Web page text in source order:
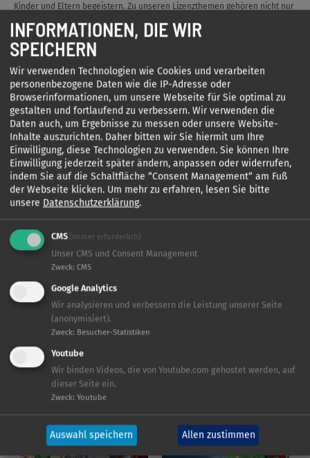
Kinder und Eltern begeistern. Zu unseren Lizenzthemen gehören nicht nur
& Tina, sondern auch Mensch ärgere Dich nicht, Kniffel und Die Drei
Magier. Gerd Hahn’s Sorgenfresser und die farbenfrohen Gelini finden
sich ebenso in unserem Portfolio wie die Figuren des Cartoonisten Ralph
Ruthe.
INFORMATIONEN, DIE WIR
SPEICHERN
Wir verwenden Technologien wie Cookies und verarbeiten
personenbezogene Daten wie die IP-Adresse oder
Browserinformationen, um unsere Webseite für Sie optimal zu
gestalten und fortlaufend zu verbessern. Wir verwenden die
Daten auch, um Ergebnisse zu messen oder unsere Website-
Inhalte auszurichten. Daher bitten wir Sie hiermit um Ihre
Einwilligung, diese Technologien zu verwenden. Sie können Ihre
Einwilligung jederzeit später ändern, anpassen oder widerrufen,
indem Sie auf die Schaltfläche “Consent Management“ am Fuß
der Webseite klicken. Um mehr zu erfahren, lesen Sie bitte
unsere Datenschutzerklärung.
CMS (immer erforderlich)
Unser CMS und Consent Management
Zweck: CMS
Google Analytics
Wir analysieren und verbessern die Leistung unserer Seite
(anonymisiert).
Zweck: Besucher-Statistiken
Youtube
Wir binden Videos, die von Youtube.com gehostet werden, auf
dieser Seite ein.
Zweck: Youtube
Auswahl speichern Allen zustimmen